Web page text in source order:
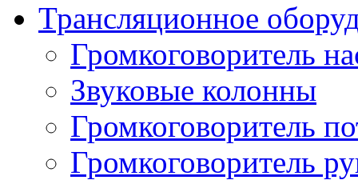
Трансляционное
Громкоговоритель
Звуковые колонны
Громкоговоритель
Громкоговоритель